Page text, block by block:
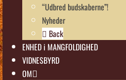
“Udbred budskaberne”!
Nyheder
Back
ENHED i MANGFOLDIGHED
VIDNESBYRD
OM